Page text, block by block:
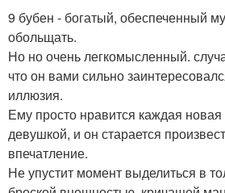
9 бубен - богатый, обеспеченный
обольщать.
Но но очень легкомысленный.
что он вами сильно
иллюзия.
Ему просто нравится каждая
девушкой, и он старается
впечатление.
Не упустит момент выделиться в